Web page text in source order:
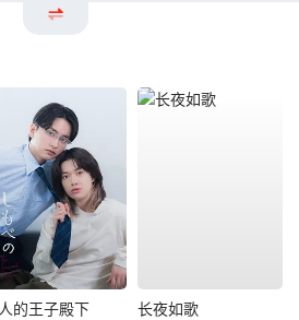
的王子殿下 长夜如歌